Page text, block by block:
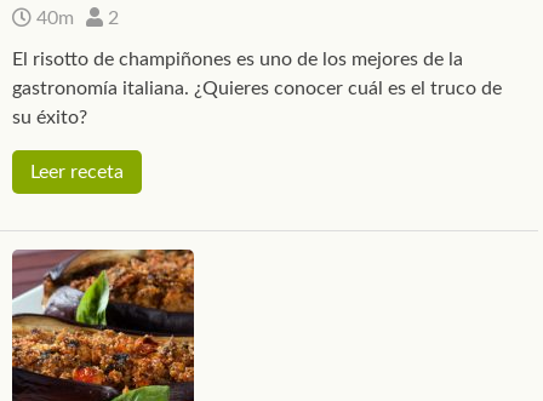
40m 2
El risotto de champiñones es uno de los mejores de la
gastronomía italiana. ¿Quieres conocer cuál es el truco de
su éxito?
Leer receta